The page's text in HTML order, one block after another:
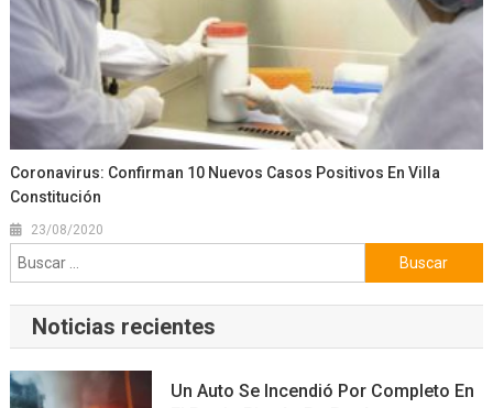
Coronavirus: Confirman 10 Nuevos Casos Positivos En Villa
Constitución
23/08/2020
Buscar:
Noticias recientes
Un Auto Se Incendió Por Completo En